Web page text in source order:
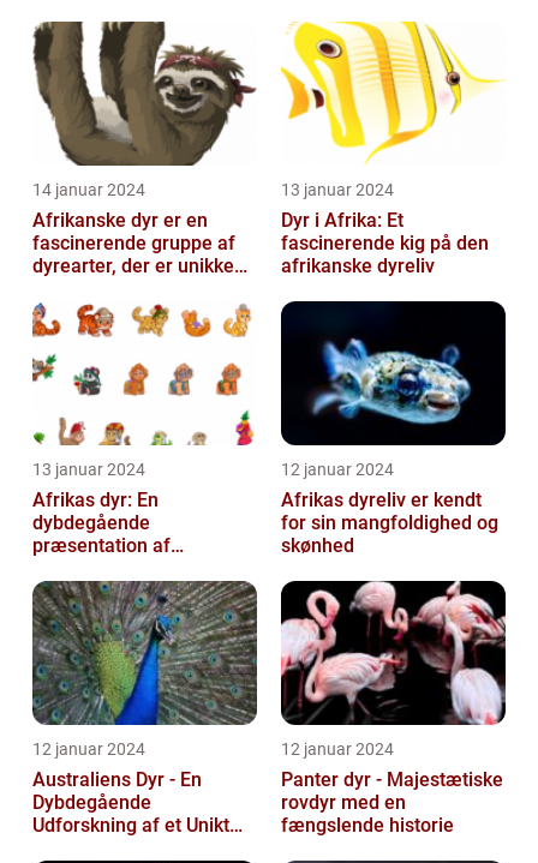
14 januar 2024
Afrikanske dyr er en
fascinerende gruppe af
dyrearter, der er unikke
kontinent
13 januar 2024
Dyr i Afrika: Et
fascinerende kig på den
afrikanske dyreliv
13 januar 2024
Afrikas dyr: En
dybdegående
præsentation af
dyreliv
12 januar 2024
Afrikas dyreliv er kendt
for sin mangfoldighed og
skønhed
12 januar 2024
Australiens Dyr - En
Dybdegående
Udforskning af et Unikt
12 januar 2024
Panter dyr - Majestætiske
rovdyr med en
fængslende historie